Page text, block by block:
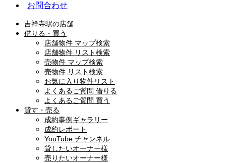
お問合わせ
吉祥寺駅の店舗
借りる・買う
店舗物件 マップ検索
店舗物件 リスト検索
売物件 マップ検索
売物件 リスト検索
お気に入り物件リスト
よくあるご質問 借りる
よくあるご質問 買う
貸す・売る
成約事例ギャラリー
成約レポート
YouTube チャンネル
貸したいオーナー様
売りたいオーナー様